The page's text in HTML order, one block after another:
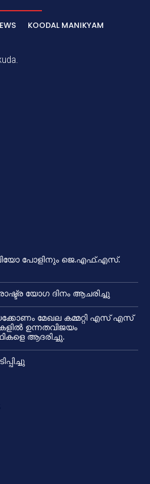
KOODAL MANIKYAM
പോളിനും ജെ.എഫ്.എസ്.
യോഗ ദിനം ആചരിച്ചു
മേഖല കമ്മറ്റി എസ് എസ്
ഉന്നതവിജയം
ആദരിച്ചു.